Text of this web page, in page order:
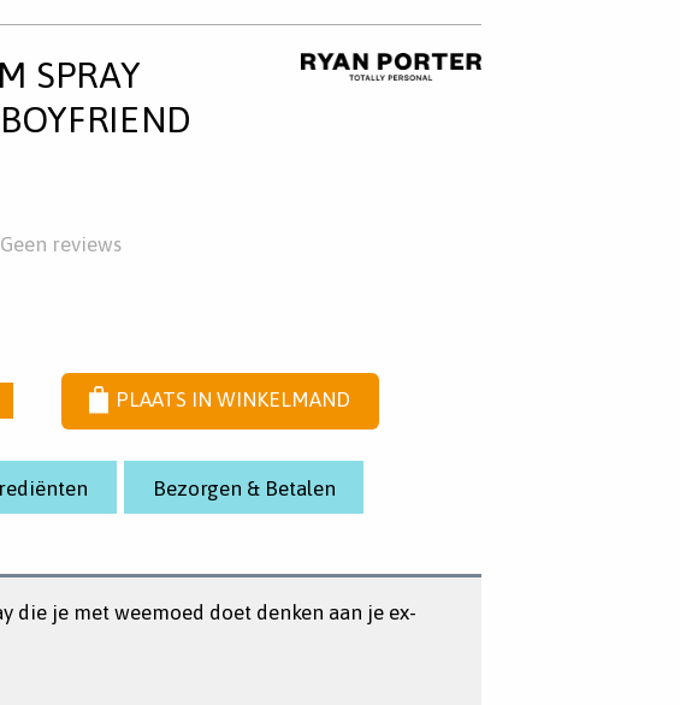
SPRAY
Geen reviews
PLAATS IN WINKELMAND
Bezorgen & Betalen
die je met weemoed doet denken aan je ex-